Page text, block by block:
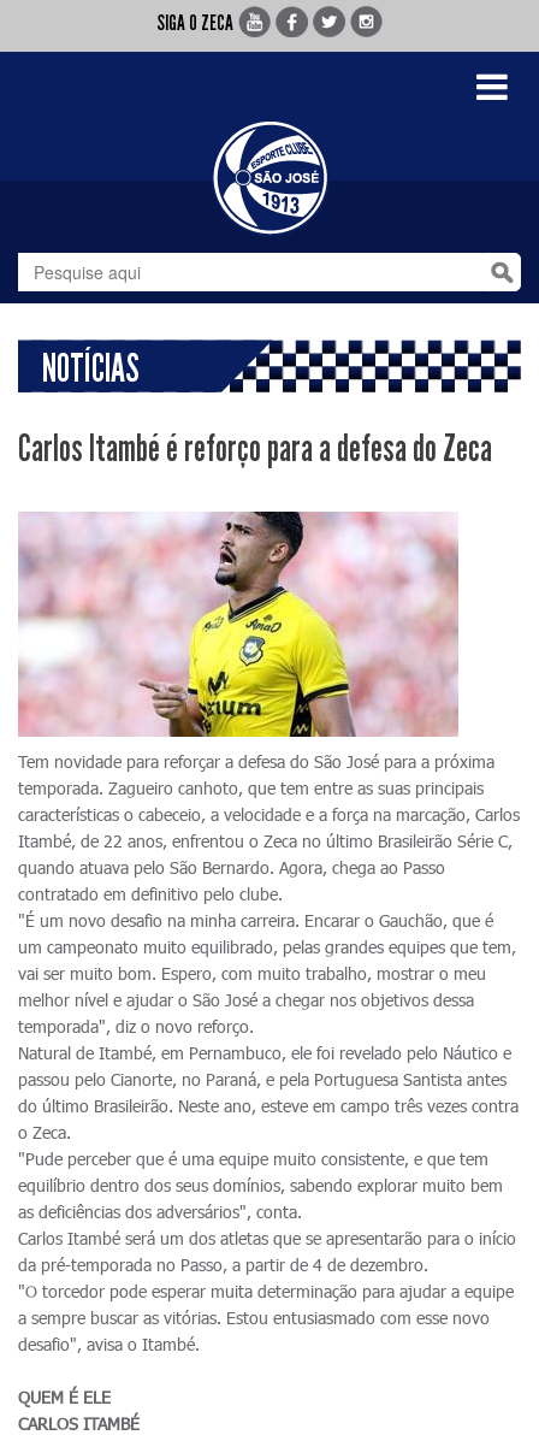
SIGA O ZECA
Toggle
NOTÍCIAS
Carlos Itambé é reforço para a defesa do Zeca
Tem novidade para reforçar a defesa do São José para a próxima
temporada. Zagueiro canhoto, que tem entre as suas principais
características o cabeceio, a velocidade e a força na marcação, Carlos
Itambé, de 22 anos, enfrentou o Zeca no último Brasileirão Série C,
quando atuava pelo São Bernardo. Agora, chega ao Passo
contratado em definitivo pelo clube.
"É um novo desafio na minha carreira. Encarar o Gauchão, que é
um campeonato muito equilibrado, pelas grandes equipes que tem,
vai ser muito bom. Espero, com muito trabalho, mostrar o meu
melhor nível e ajudar o São José a chegar nos objetivos dessa
temporada", diz o novo reforço.
Natural de Itambé, em Pernambuco, ele foi revelado pelo Náutico e
passou pelo Cianorte, no Paraná, e pela Portuguesa Santista antes
do último Brasileirão. Neste ano, esteve em campo três vezes contra
o Zeca.
"Pude perceber que é uma equipe muito consistente, e que tem
equilíbrio dentro dos seus domínios, sabendo explorar muito bem
as deficiências dos adversários", conta.
Carlos Itambé será um dos atletas que se apresentarão para o início
da pré-temporada no Passo, a partir de 4 de dezembro.
"O torcedor pode esperar muita determinação para ajudar a equipe
a sempre buscar as vitórias. Estou entusiasmado com esse novo
desafio", avisa o Itambé.
QUEM É ELE
CARLOS ITAMBÉ